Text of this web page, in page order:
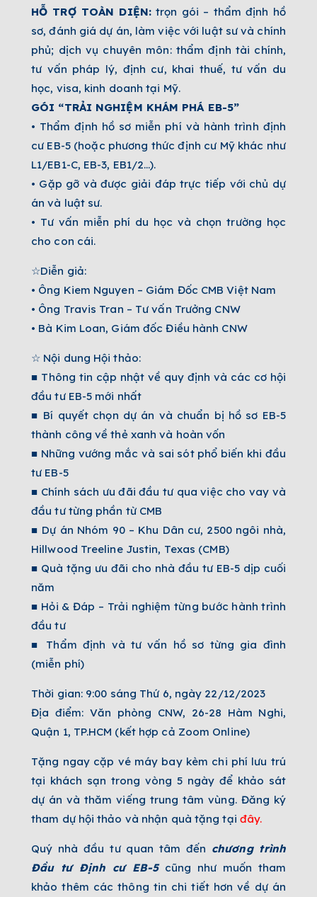
HỖ TRỢ TOÀN DIỆN: trọn gói – thẩm định hồ
sơ, đánh giá dự án, làm việc với luật sư và chính
phủ; dịch vụ chuyên môn: thẩm định tài chính,
tư vấn pháp lý, định cư, khai thuế, tư vấn du
học, visa, kinh doanh tại Mỹ.
GÓI “TRẢI NGHIỆM KHÁM PHÁ EB-5”
• Thẩm định hồ sơ miễn phí và hành trình định
cư EB-5 (hoặc phương thức định cư Mỹ khác như
L1/EB1-C, EB-3, EB1/2…).
• Gặp gỡ và được giải đáp trực tiếp với chủ dự
án và luật sư.
• Tư vấn miễn phí du học và chọn trường học
cho con cái.
☆Diễn giả:
• Ông Kiem Nguyen – Giám Đốc CMB Việt Nam
• Ông Travis Tran – Tư vấn Trưởng CNW
• Bà Kim Loan, Giám đốc Điều hành CNW
☆ Nội dung Hội thảo:
■ Thông tin cập nhật về quy định và các cơ hội
đầu tư EB-5 mới nhất
■ Bí quyết chọn dự án và chuẩn bị hồ sơ EB-5
thành công về thẻ xanh và hoàn vốn
■ Những vướng mắc và sai sót phổ biến khi đầu
tư EB-5
■ Chính sách ưu đãi đầu tư qua việc cho vay và
đầu tư từng phần từ CMB
■ Dự án Nhóm 90 – Khu Dân cư, 2500 ngôi nhà,
Hillwood Treeline Justin, Texas (CMB)
■ Quà tặng ưu đãi cho nhà đầu tư EB-5 dịp cuối
năm
■ Hỏi & Đáp – Trải nghiệm từng bước hành trình
đầu tư
■ Thẩm định và tư vấn hồ sơ từng gia đình
(miễn phí)
Thời gian: 9:00 sáng Thứ 6, ngày 22/12/2023
Địa điểm: Văn phòng CNW, 26-28 Hàm Nghi,
Quận 1, TP.HCM (kết hợp cả Zoom Online)
Tặng ngay cặp vé máy bay kèm chi phí lưu trú
tại khách sạn trong vòng 5 ngày để khảo sát
dự án và thăm viếng trung tâm vùng. Đăng ký
tham dự hội thảo và nhận quà tặng tại đây.
Quý nhà đầu tư quan tâm đến chương trình
Đầu tư Định cư EB-5 cũng như muốn tham
khảo thêm các thông tin chi tiết hơn về dự án